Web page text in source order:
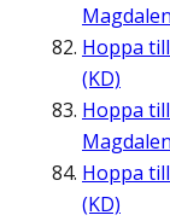
Hoppa till
(KD)
Hoppa till
Hoppa till
(KD)